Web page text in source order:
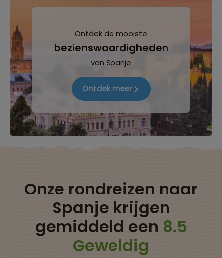
Ontdek de mooiste
bezienswaardigheden
van Spanje
Ontdek meer
Onze rondreizen naar
Spanje krijgen
gemiddeld een 8.5
Geweldig